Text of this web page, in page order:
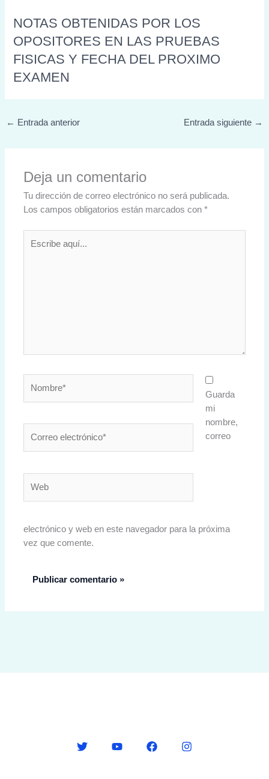
NOTAS OBTENIDAS POR LOS
OPOSITORES EN LAS PRUEBAS
FISICAS Y FECHA DEL PROXIMO
EXAMEN
← Entrada anterior Entrada siguiente →
Deja un comentario
Tu dirección de correo electrónico no será publicada.
Los campos obligatorios están marcados con*
aquí...
electrónico*
Guarda
mi
nombre,
correo
electrónico y web en este navegador para la próxima
vez que comente.